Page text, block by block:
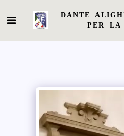
DANTE
PER LA